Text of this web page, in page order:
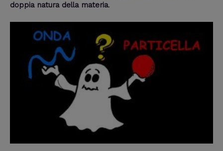
doppia natura della materia.